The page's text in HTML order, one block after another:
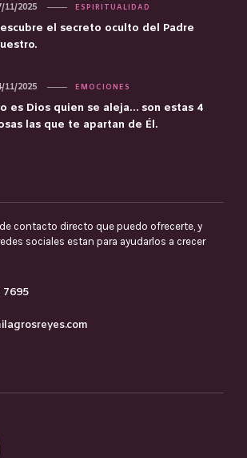
ESPIRITUALIDAD
el secreto oculto del Padre
11/2025
EMOCIONES
es Dios quien se aleja… son estas 4
las que te apartan de Él.
11/2025
contacto directo que puedo ofrecerte, y
sociales estan para ayudarlos a crecer
7695